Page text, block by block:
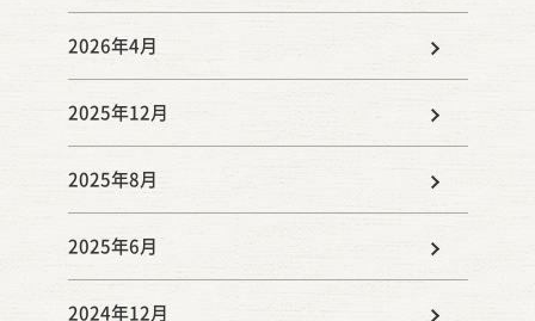
2026年4月
2025年12月
2025年8月
2025年6月
2024年12月